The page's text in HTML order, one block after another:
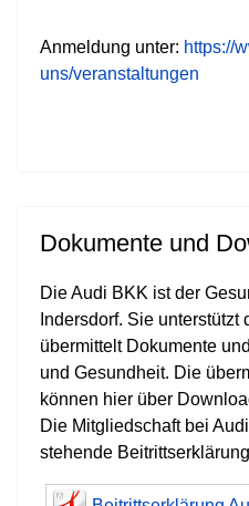
Anmeldung unter: https://
uns/veranstaltungen
Dokumente und
Die Audi BKK ist der
Indersdorf. Sie unterstützt
übermittelt Dokumente
und Gesundheit. Die
können hier über
Die Mitgliedschaft bei
stehende